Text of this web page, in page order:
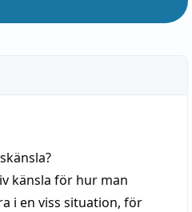
?
känsla för hur man
i en viss situation, för